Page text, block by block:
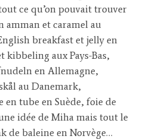
ce qu’on pouvait trouver
amman et caramel au
breakfast et jelly en
kibbeling aux Pays-Bas,
en Allemagne,
au Danemark,
tube en Suède, foie de
idée de Miha mais tout le
de baleine en Norvège…